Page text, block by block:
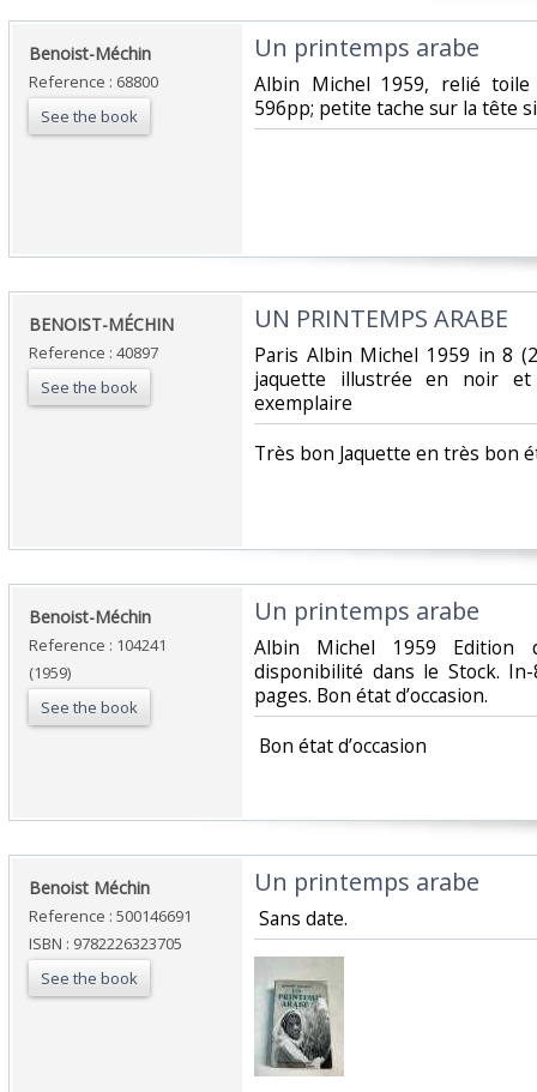
‎Benoist-Méchin‎
Reference : 68800
See the book
‎Un printemps arabe‎
‎Albin Michel 1959, relié
596pp; petite tache sur la tête
‎BENOIST-MÉCHIN ‎
Reference : 40897
See the book
‎UN PRINTEMPS ARABE ‎
‎Paris Albin Michel 1959 in 8
jaquette illustrée en noir
exemplaire ‎
‎Très bon Jaquette en très bon
‎Benoist-Méchin‎
Reference : 104241
(1959)
See the book
‎Un printemps arabe‎
‎Albin Michel 1959 Edition
disponibilité dans le Stock.
pages. Bon état d’occasion.‎
‎ Bon état d’occasion ‎
‎Benoist Méchin‎
Reference : 500146691
ISBN : 9782226323705
See the book
‎Un printemps arabe‎
‎ Sans date.‎